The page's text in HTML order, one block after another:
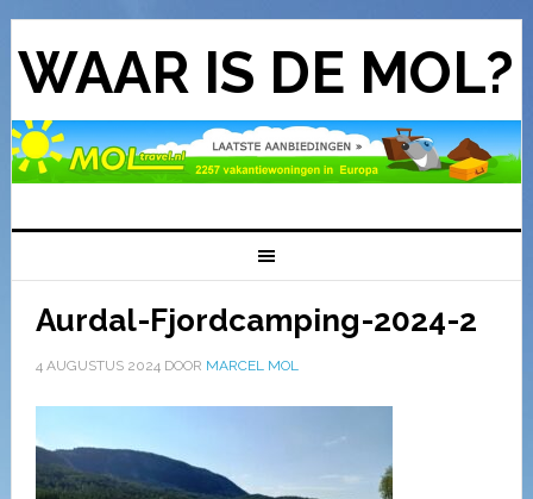
WAAR IS DE MOL?
Aurdal-Fjordcamping-2024-2
4 AUGUSTUS 2024DOOR MARCEL MOL